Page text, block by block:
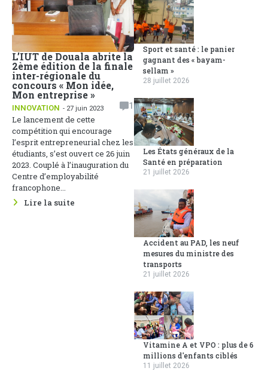
L’IUT de Douala abrite la
2ème édition de la finale
inter-régionale du
concours « Mon idée,
Mon entreprise »
INNOVATION - 27 juin 2023
1
Le lancement de cette
compétition qui encourage
l’esprit entrepreneurial chez les
étudiants, s’est ouvert ce 26 juin
2023. Couplé à l’inauguration du
Centre d’employabilité
francophone...
Lire la suite
Sport et santé : le panier
gagnant des « bayam-
sellam »
28 juillet 2026
Les États généraux de la
Santé en préparation
21 juillet 2026
Accident au PAD, les neuf
mesures du ministre des
transports
21 juillet 2026
Vitamine A et VPO : plus de 6
millions d'enfants ciblés
11 juillet 2026